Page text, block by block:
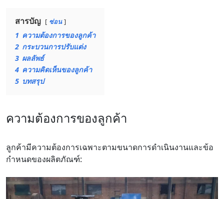
สารบัญ ซ่อน
1 ความต้องการของลูกค้า
2 กระบวนการปรับแต่ง
3 ผลลัพธ์
4 ความคิดเห็นของลูกค้า
5 บทสรุป
ความต้องการของลูกค้า
ลูกค้ามีความต้องการเฉพาะตามขนาดการดำเนินงานและข้อ
กำหนดของผลิตภัณฑ์: